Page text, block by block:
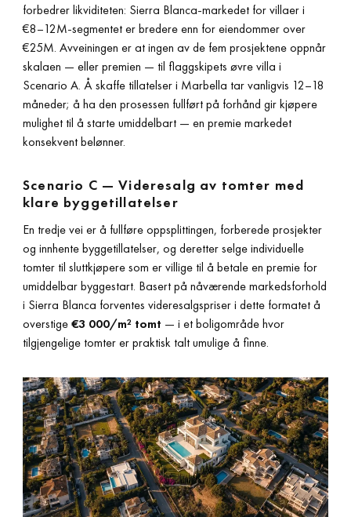
forbedrer likviditeten: Sierra Blanca-markedet for villaer i
€8–12M-segmentet er bredere enn for eiendommer over
€25M. Avveiningen er at ingen av de fem prosjektene oppnår
skalaen — eller premien — til flaggskipets øvre villa i
Scenario A. Å skaffe tillatelser i Marbella tar vanligvis 12–18
måneder; å ha den prosessen fullført på forhånd gir kjøpere
mulighet til å starte umiddelbart — en premie markedet
konsekvent belønner.
Scenario C — Videresalg av tomter med
klare byggetillatelser
En tredje vei er å fullføre oppsplittingen, forberede prosjekter
og innhente byggetillatelser, og deretter selge individuelle
tomter til sluttkjøpere som er villige til å betale en premie for
umiddelbar byggestart. Basert på nåværende markedsforhold
i Sierra Blanca forventes videresalgspriser i dette formatet å
overstige€3 000/m² tomt — i et boligområde hvor
tilgjengelige tomter er praktisk talt umulige å finne.